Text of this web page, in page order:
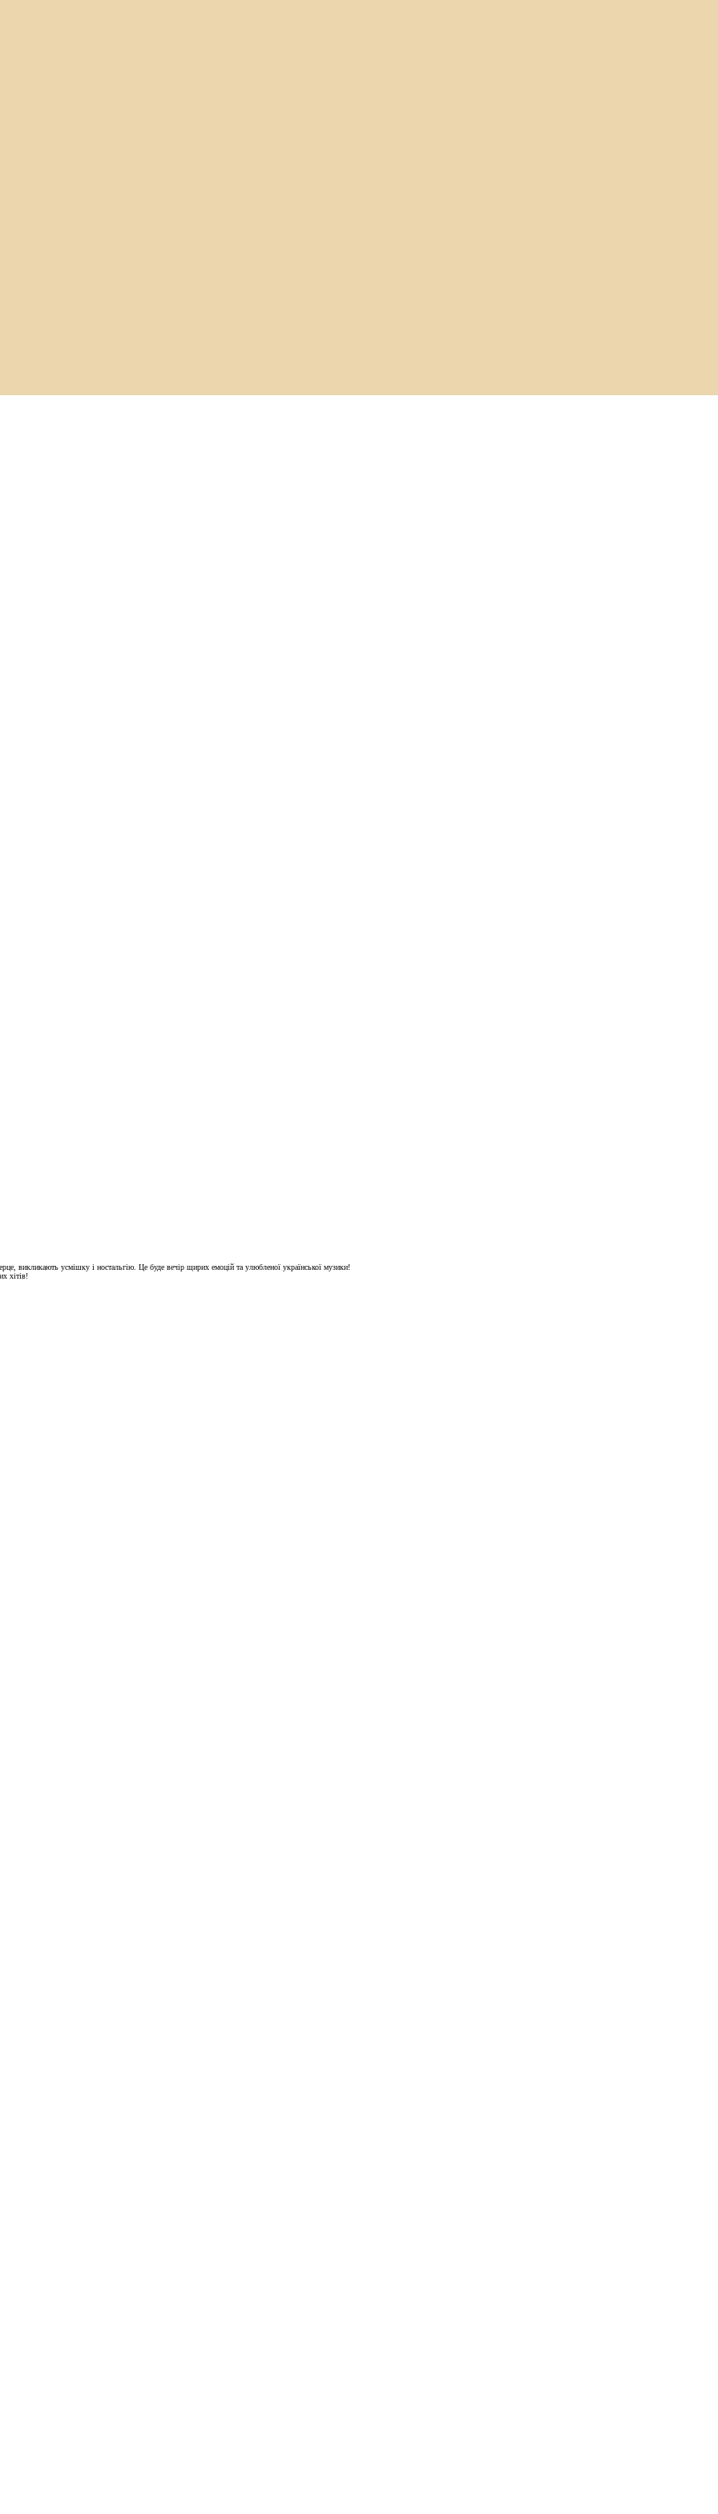
викликають усмішку і ностальгію. Це буде вечір щирих емоцій та улюбленої української музики!
хітів!